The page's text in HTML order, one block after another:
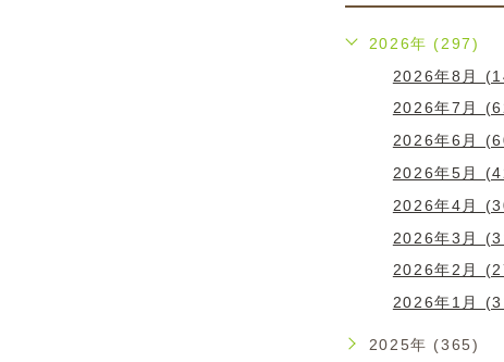
2026年 (297)
2026年8月
2026年7月
2026年6月
2026年5月
2026年4月
2026年3月
2026年2月
2026年1月
2025年 (365)